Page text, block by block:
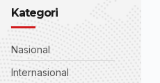
Kategori
Nasional
Internasional